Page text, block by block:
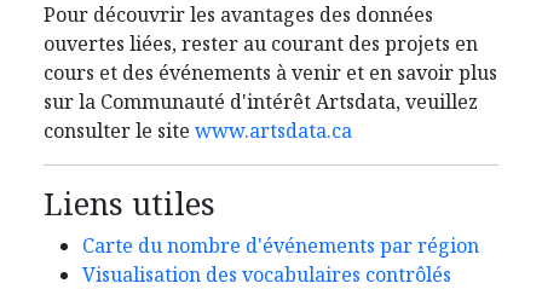
Pour découvrir les avantages des données
ouvertes liées, rester au courant des projets en
cours et des événements à venir et en savoir plus
sur la Communauté d'intérêt Artsdata, veuillez
consulter le site www.artsdata.ca
Liens utiles
Carte du nombre d'événements par région
Visualisation des vocabulaires contrôlés